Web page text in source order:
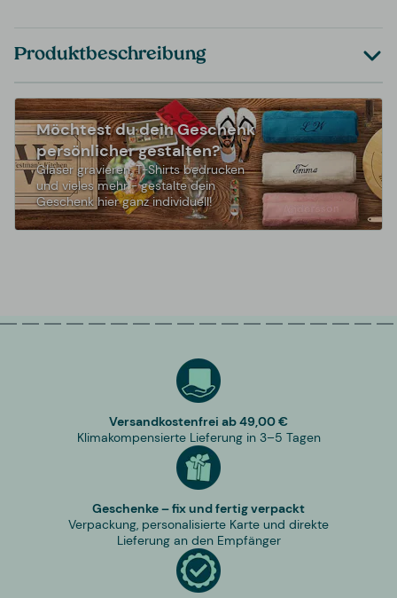
Produktbeschreibung
Möchtest du dein Geschenk
persönlicher gestalten?
Gläser gravieren, T-Shirts bedrucken
und vieles mehr - gestalte dein
Geschenk hier ganz individuell!
Versandkostenfrei ab 49,00 €
Klimakompensierte Lieferung in 3–5 Tagen
Geschenke – fix und fertig verpackt
Verpackung, personalisierte Karte und direkte
Lieferung an den Empfänger